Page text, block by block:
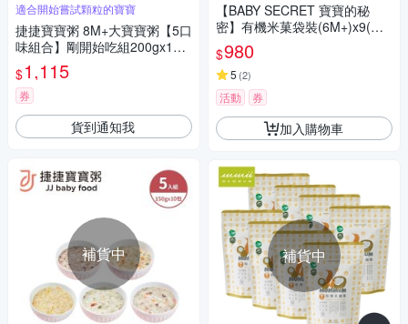
適合開始嘗試顆粒的寶寶
捷捷寶寶粥 8M+大寶寶粥【5口
味組合】剛開始吃組200gx10
包
$1,115
券
貨到通知我
補貨中
【BABY SECRET 寶寶的秘
密】有機米菓袋裝(6M+)x9(口
味隨機)
$980
5 (2)
活動 券
加入購物車
補貨中